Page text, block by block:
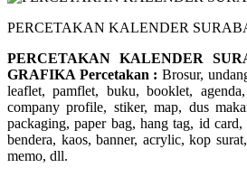
PERCETAKAN KALENDER
PERCETAKAN KALENDER
GRAFIKA Percetakan : Brosur,
leaflet, pamflet, buku, booklet,
company profile, stiker, map, dus
packaging, paper bag, hang tag, id
bendera, kaos, banner, acrylic, kop
memo, dll.